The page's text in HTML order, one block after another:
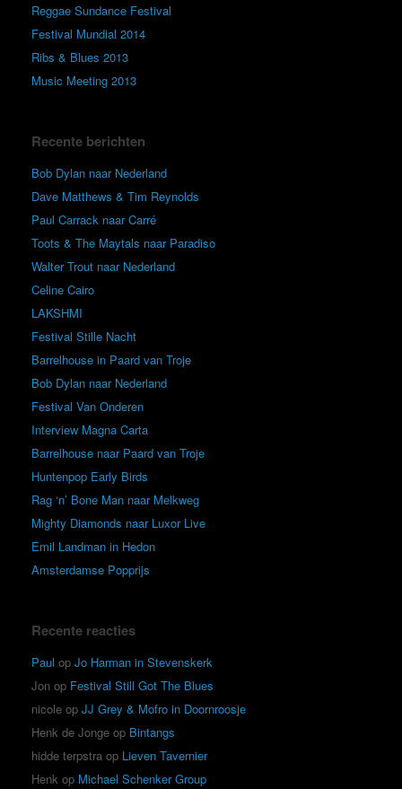
Reggae Sundance Festival
Festival Mundial 2014
Ribs & Blues 2013
Music Meeting 2013
Recente berichten
Bob Dylan naar Nederland
Dave Matthews & Tim Reynolds
Paul Carrack naar Carré
Toots & The Maytals naar Paradiso
Walter Trout naar Nederland
Celine Cairo
LAKSHMI
Festival Stille Nacht
Barrelhouse in Paard van Troje
Bob Dylan naar Nederland
Festival Van Onderen
Interview Magna Carta
Barrelhouse naar Paard van Troje
Huntenpop Early Birds
Rag ‘n’ Bone Man naar Melkweg
Mighty Diamonds naar Luxor Live
Emil Landman in Hedon
Amsterdamse Popprijs
Recente reacties
Paul op Jo Harman in Stevenskerk
Jon op Festival Still Got The Blues
nicole op JJ Grey & Mofro in Doornroosje
Henk de Jonge op Bintangs
hidde terpstra op Lieven Tavernier
Henk op Michael Schenker Group